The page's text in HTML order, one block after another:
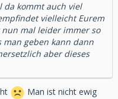
da kommt auch viel
vielleicht Eurem
mal leider immer so
geben kann dann
aber dieses
Man ist nicht ewig